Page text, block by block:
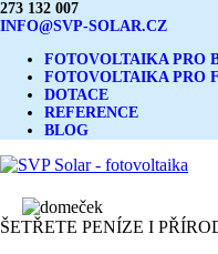
273 132 007
INFO@SVP-SOLAR.CZ
FOTOVOLTAIKA PRO
FOTOVOLTAIKA PRO
DOTACE
REFERENCE
BLOG
ŠETŘETE PENÍZE I